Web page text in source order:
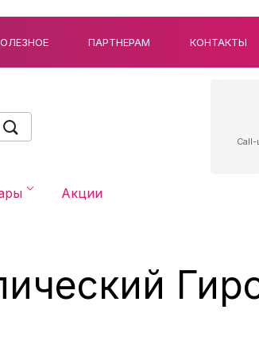
ПАРТНЕРАМ КОНТАКТЫ
Акции